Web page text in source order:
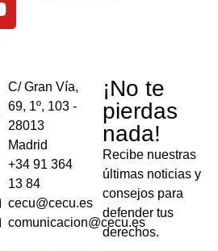
C/ Gran Vía,
69, 1º, 103 -
28013
Madrid
+34 91 364
13 84
cecu@cecu.es
comunicacion@cecu.es
¡No te
pierdas
nada!
Recibe nuestras
últimas noticias y
consejos para
defender tus
derechos.